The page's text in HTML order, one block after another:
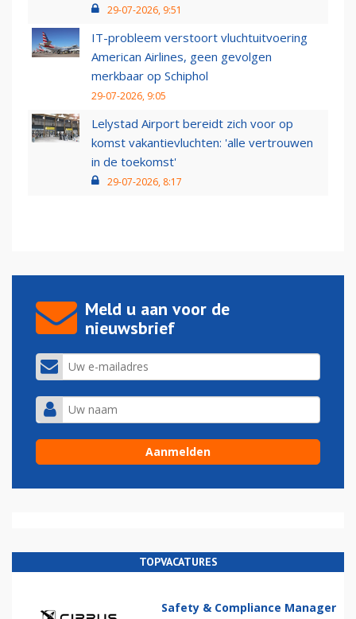
29-07-2026, 9:51
IT-probleem verstoort vluchtuitvoering
American Airlines, geen gevolgen
merkbaar op Schiphol
29-07-2026, 9:05
Lelystad Airport bereidt zich voor op
komst vakantievluchten: 'alle vertrouwen
in de toekomst'
29-07-2026, 8:17
Meld u aan voor de
nieuwsbrief
TOPVACATURES
Safety & Compliance Manager